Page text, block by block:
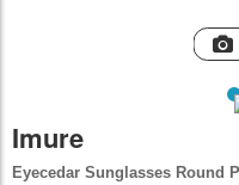
Imure
Eyecedar Sunglasses Round